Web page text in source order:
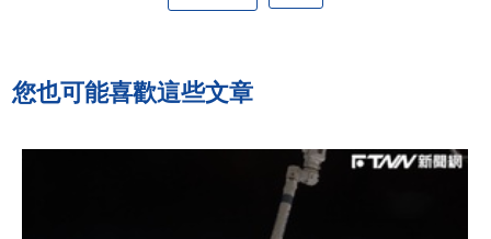
您也可能喜歡這些文章